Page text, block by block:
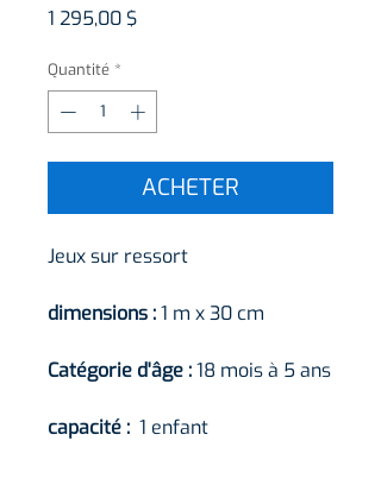
1 295,00 $
Quantité *
ACHETER
Jeux sur ressort
dimensions :1 m x 30 cm
Catégorie d'âge :18 mois à 5 ans
capacité : 1 enfant